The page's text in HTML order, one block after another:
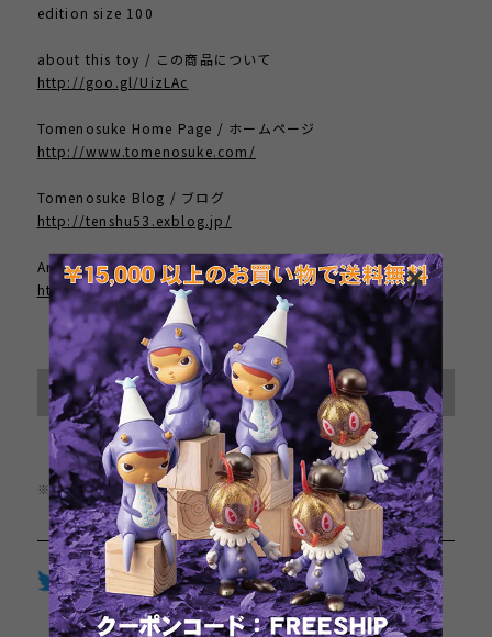
edition size 100
about this toy / この商品について
http://goo.gl/UizLAc
Tomenosuke Home Page / ホームページ
http://www.tomenosuke.com/
Tomenosuke Blog / ブログ
http://tenshu53.exblog.jp/
Artist Home Page / 作者のサイト
http://www.joeledbetter.com/
International shipping available
Sold out
日本国内にお住まいの方向け
※この商品は1点までのご注文とさせていただきます。
Twitter LINE Facebook
通報する